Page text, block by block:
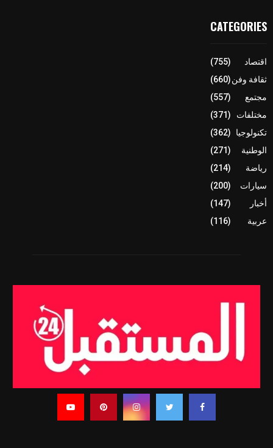
CATEGORIES
اقتصاد
(755)
ثقافة وفن(660)
مجتمع
(557)
مختلفات
(371)
تكنولوجيا
(362)
الوطنية
(271)
رياضة
(214)
سيارات
(200)
أخبار
(147)
عربية
(116)